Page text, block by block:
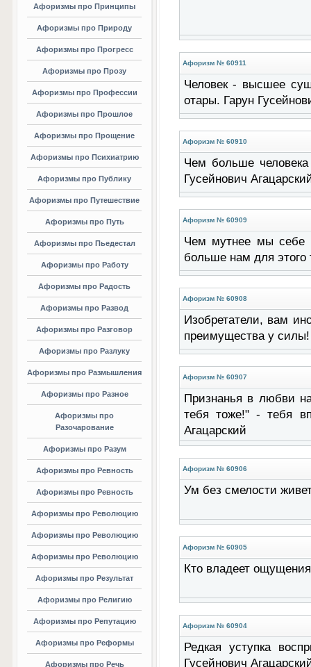
Афоризмы про Принципы
Афоризмы про Природу
Афоризмы про Прогресс
Афоризмы про Прозу
Афоризмы про Профессии
Афоризмы про Прошлое
Афоризмы про Прощение
Афоризмы про Психиатрию
Афоризмы про Публику
Афоризмы про Путешествие
Афоризмы про Путь
Афоризмы про Пьедестал
Афоризмы про Работу
Афоризмы про Радость
Афоризмы про Развод
Афоризмы про Разговор
Афоризмы про Разлуку
Афоризмы про Размышления
Афоризмы про Разное
Афоризмы про
Разочарование
Афоризмы про Разум
Афоризмы про Ревность
Афоризмы про Ревность
Афоризмы про Революцию
Афоризмы про Революцию
Афоризмы про Революцию
Афоризмы про Результат
Афоризмы про Религию
Афоризмы про Репутацию
Афоризмы про Реформы
Афоризмы про Речь
Афоризм № 60911
Человек - высшее
отары. Гарун
Афоризм № 60910
Чем больше
Гусейнович
Афоризм № 60909
Чем мутнее мы себе
больше нам для этого
Афоризм № 60908
Изобретатели, вам
преимущества у силы!
Афоризм № 60907
Признанья в любви
тебя тоже!" - тебя
Агацарский
Афоризм № 60906
Ум без смелости
Афоризм № 60905
Кто владеет
Афоризм № 60904
Редкая уступка
Гусейнович